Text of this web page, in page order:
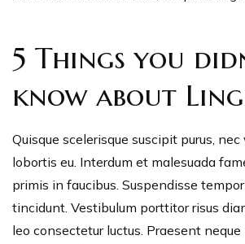
5 Things you
know about
Quisque scelerisque suscipit purus,
lobortis eu. Interdum et malesuada
primis in faucibus. Suspendisse
tincidunt. Vestibulum porttitor risus
leo consectetur luctus. Praesent